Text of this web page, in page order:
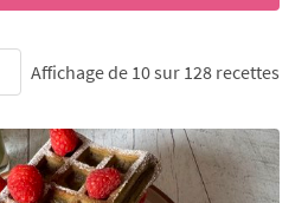
Affichage de 10 sur 128 recettes